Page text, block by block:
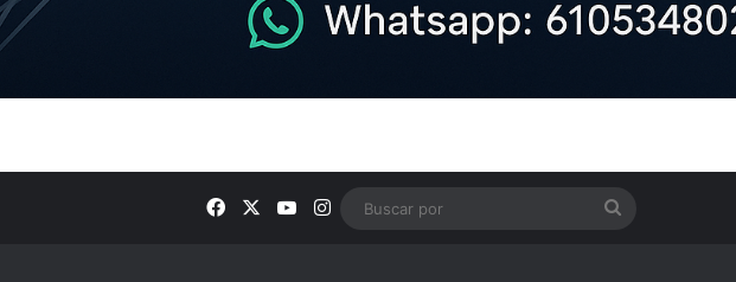
FacebookYouTube
Instagram